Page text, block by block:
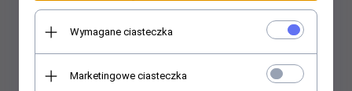
Wymagane ciasteczka
Marketingowe ciasteczka